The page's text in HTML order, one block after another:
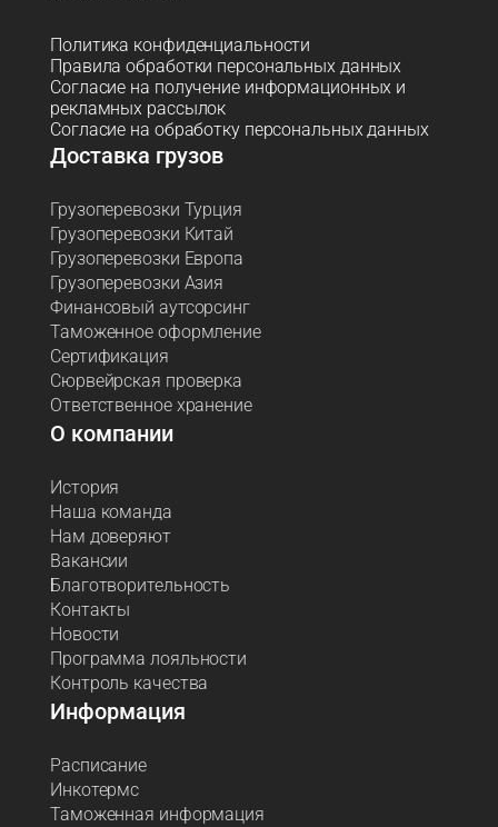
Политика конфиденциальности
Правила обработки персональных данных
Согласие на получение информационных и
рекламных рассылок
Согласие на обработку персональных данных
Доставка грузов
Грузоперевозки Турция
Грузоперевозки Китай
Грузоперевозки Европа
Грузоперевозки Азия
Финансовый аутсорсинг
Таможенное оформление
Сертификация
Сюрвейрская проверка
Ответственное хранение
О компании
История
Наша команда
Нам доверяют
Вакансии
Благотворительность
Контакты
Новости
Программа лояльности
Контроль качества
Информация
Расписание
Инкотермс
Таможенная информация